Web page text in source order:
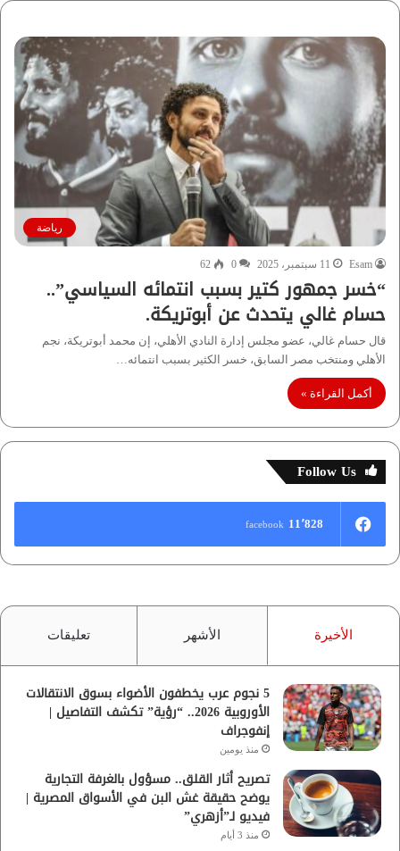
رياضة
Esam 11 سبتمبر، 2025 0
62
“خسر جمهور كتير بسبب انتمائه السياسي”..
حسام غالي يتحدث عن أبوتريكة.
قال حسام غالي، عضو مجلس إدارة النادي الأهلي، إن محمد أبوتريكة، نجم
الأهلي ومنتخب مصر السابق، خسر الكثير بسبب انتمائه…
أكمل القراءة »
Follow Us
11٬828 facebook
الأخيرة الأشهر تعليقات
5 نجوم عرب يخطفون الأضواء بسوق الانتقالات
الأوروبية 2026.. “رؤية” تكشف التفاصيل |
إنفوجراف
منذ يومين
تصريح أثار القلق.. مسؤول بالغرفة التجارية
يوضح حقيقة غش البن في الأسواق المصرية |
فيديو لـ”أزهري”
منذ 3 أيام